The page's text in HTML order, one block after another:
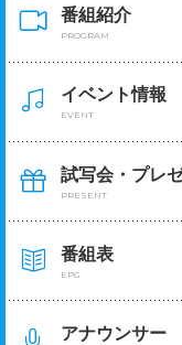
番組紹介
PROGRAM
イベント情報
EVENT
試写会・プレ
PRESENT
番組表
EPG
アナウンサー